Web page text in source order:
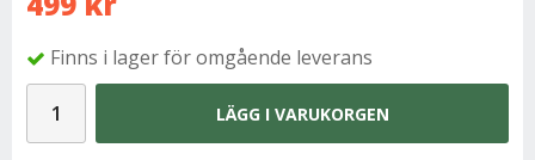
Finns i lager för omgående leverans
LÄGG I VARUKORGEN